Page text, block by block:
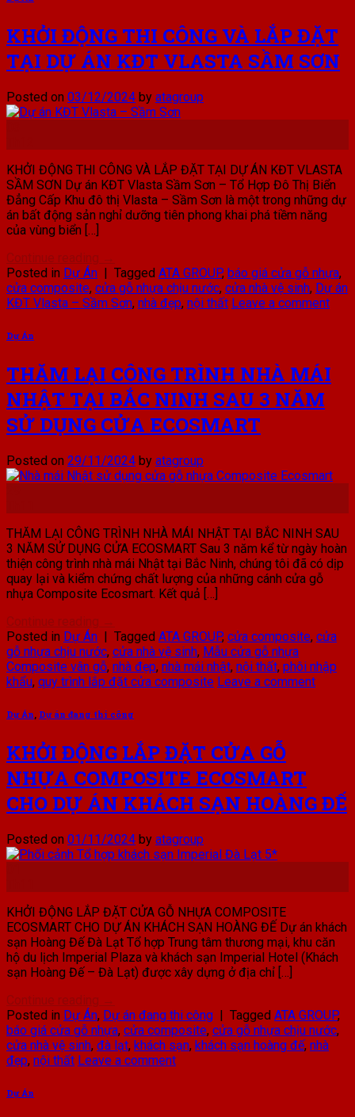
KHỞI ĐỘNG THI CÔNG VÀ LẮP ĐẶT
TẠI DỰ ÁN KĐT VLASTA SẦM SƠN
Posted on 03/12/2024 by atagroup
KHỞI ĐỘNG THI CÔNG VÀ LẮP ĐẶT TẠI DỰ ÁN KĐT VLASTA
SẦM SƠN Dự án KĐT Vlasta Sầm Sơn – Tổ Hợp Đô Thị Biển
Đẳng Cấp Khu đô thị Vlasta – Sầm Sơn là một trong những dự
án bất động sản nghỉ dưỡng tiên phong khai phá tiềm năng
của vùng biển […]
Continue reading →
Posted in Dự Án | Tagged ATA GROUP, báo giá cửa gỗ nhựa,
cửa composite, cửa gỗ nhựa chịu nước, cửa nhà vệ sinh, Dự án
KĐT Vlasta – Sầm Sơn, nhà đẹp, nội thất Leave a comment
Dự Án
THĂM LẠI CÔNG TRÌNH NHÀ MÁI
NHẬT TẠI BẮC NINH SAU 3 NĂM
SỬ DỤNG CỬA ECOSMART
Posted on 29/11/2024 by atagroup
THĂM LẠI CÔNG TRÌNH NHÀ MÁI NHẬT TẠI BẮC NINH SAU
3 NĂM SỬ DỤNG CỬA ECOSMART Sau 3 năm kể từ ngày hoàn
thiện công trình nhà mái Nhật tại Bắc Ninh, chúng tôi đã có dịp
quay lại và kiểm chứng chất lượng của những cánh cửa gỗ
nhựa Composite Ecosmart. Kết quả […]
Continue reading →
Posted in Dự Án | Tagged ATA GROUP, cửa composite, cửa
gỗ nhựa chịu nước, cửa nhà vệ sinh, Mẫu cửa gỗ nhựa
Composite vân gỗ, nhà đẹp, nhà mái nhật, nội thất, phôi nhập
khẩu, quy trình lắp đặt cửa composite Leave a comment
Dự Án, Dự án đang thi công
KHỞI ĐỘNG LẮP ĐẶT CỬA GỖ
NHỰA COMPOSITE ECOSMART
CHO DỰ ÁN KHÁCH SẠN HOÀNG ĐẾ
Posted on 01/11/2024 by atagroup
KHỞI ĐỘNG LẮP ĐẶT CỬA GỖ NHỰA COMPOSITE
ECOSMART CHO DỰ ÁN KHÁCH SẠN HOÀNG ĐẾ Dự án khách
sạn Hoàng Đế Đà Lạt Tổ hợp Trung tâm thương mại, khu căn
hộ du lịch Imperial Plaza và khách sạn Imperial Hotel (Khách
sạn Hoàng Đế – Đà Lạt) được xây dựng ở địa chỉ […]
Continue reading →
Posted in Dự Án, Dự án đang thi công | Tagged ATA GROUP,
báo giá cửa gỗ nhựa, cửa composite, cửa gỗ nhựa chịu nước,
cửa nhà vệ sinh, đà lạt, khách sạn, khách sạn hoàng đế, nhà
đẹp, nội thất Leave a comment
Dự Án